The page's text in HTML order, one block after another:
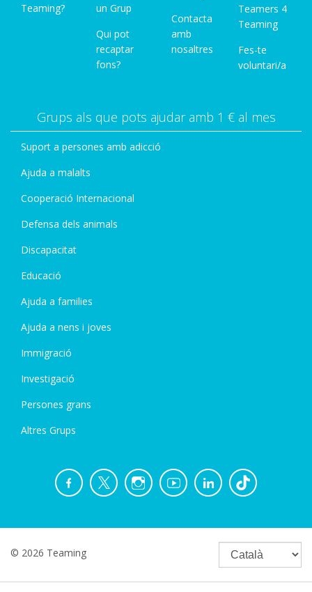
Teaming?
un Grup
Qui pot
recaptar
fons?
Contacta
amb
nosaltres
Teamers 4
Teaming
Fes-te
voluntari/a
Grups als que pots ajudar amb 1 € al mes
Suport a persones amb adicció
Ajuda a malalts
Cooperació Internacional
Defensa dels animals
Discapacitat
Educació
Ajuda a families
Ajuda a nens i joves
Immigració
Investigació
Persones grans
Altres Grups
© 2026 Teaming